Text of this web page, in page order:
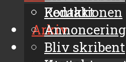
Kontakt
Arkiv
Redaktionen
Annoncering
Bliv skribent